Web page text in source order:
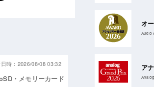
オ
Audio
ア